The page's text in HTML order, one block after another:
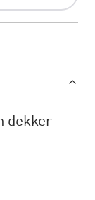
dekker